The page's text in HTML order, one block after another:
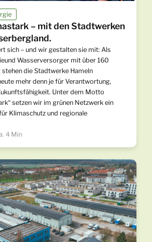
– mit den Stadtwerken
sich – und wir gestalten sie mit: Als
Wasserversorger mit über 160
stehen die Stadtwerke Hameln
mehr denn je für Verantwortung,
Unter dem Motto
setzen wir im grünen Netzwerk ein
Klimaschutz und regionale
4 Min